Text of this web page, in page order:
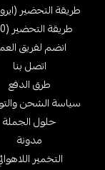
طريقة التحضير
طريقة التحضير (V60)
انضم لفريق
اتصل بنا
طرق الدفع
سياسة الشحن
حلول الجملة
مدونة
التخمير